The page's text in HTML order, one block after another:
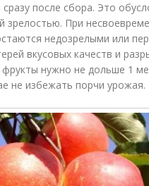
после сбора. Это
зрелостью. При
недозрелыми или
вкусовых качеств и
фрукты нужно не дольше 1
не избежать порчи урожая.